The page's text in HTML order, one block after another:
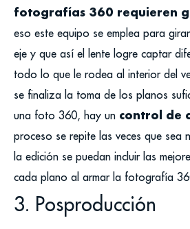
fotografías 360 requieren
eso este equipo se emplea para
eje y que así el lente logre captar
todo lo que le rodea al interior del
se finaliza la toma de los planos
una foto 360, hay un control de
proceso se repite las veces que sea
la edición se puedan incluir las
cada plano al armar la fotografía
3. Posproducción